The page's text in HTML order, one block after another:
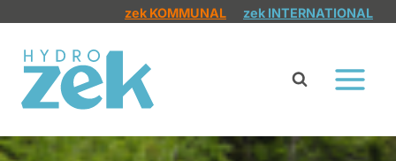
springen
zek KOMMUNAL zek INTERNATIONAL